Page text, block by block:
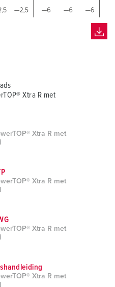
Xtra R met
Xtra R met
Xtra R met
Xtra R met
Xtra R met